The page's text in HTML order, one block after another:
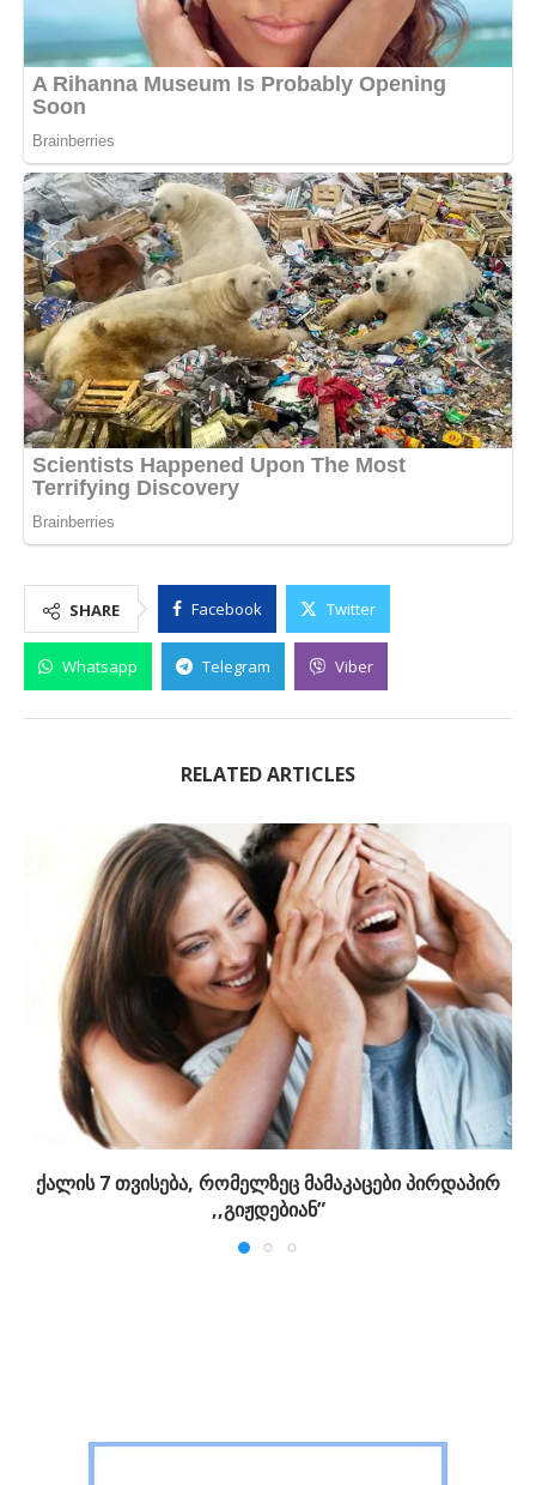
SHARE Facebook Twitter
Whatsapp Telegram Viber
RELATED ARTICLES
ქალის 7 თვისება, რომელზეც მამაკაცები პირდაპირ
,,გიჟდებიან”